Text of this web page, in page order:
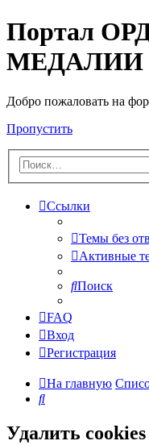
Портал
МЕДАЛИИ
Добро пожаловать на
Пропустить
Ссылки
Темы без
Активные
Поиск
FAQ
Вход
Регистрация
На главную
Поиск
Удалить cookies